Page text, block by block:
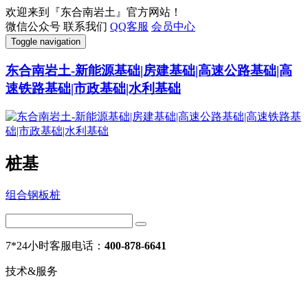
欢迎来到『东合南岩土』官方网站！
微信公众号 联系我们 QQ客服 会员中心
Toggle navigation
东合南岩土-新能源基础|房建基础|高速公路基础|高
速铁路基础|市政基础|水利基础
桩基
组合钢板桩
7*24小时客服电话： 400-878-6641
技术&服务